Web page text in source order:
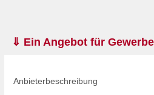
⇓ Ein Angebot für
Anbieterbeschreibung